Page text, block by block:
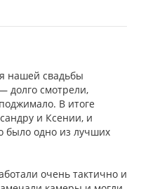
нашей свадьбы
долго смотрели,
В итоге
и Ксении, и
было одно из лучших
очень тактично и